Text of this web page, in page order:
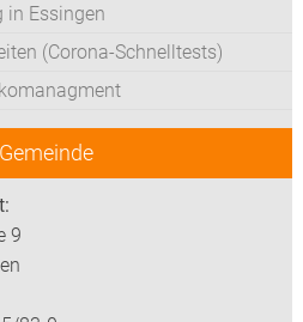
in Essingen
(Corona-Schnelltests)
9